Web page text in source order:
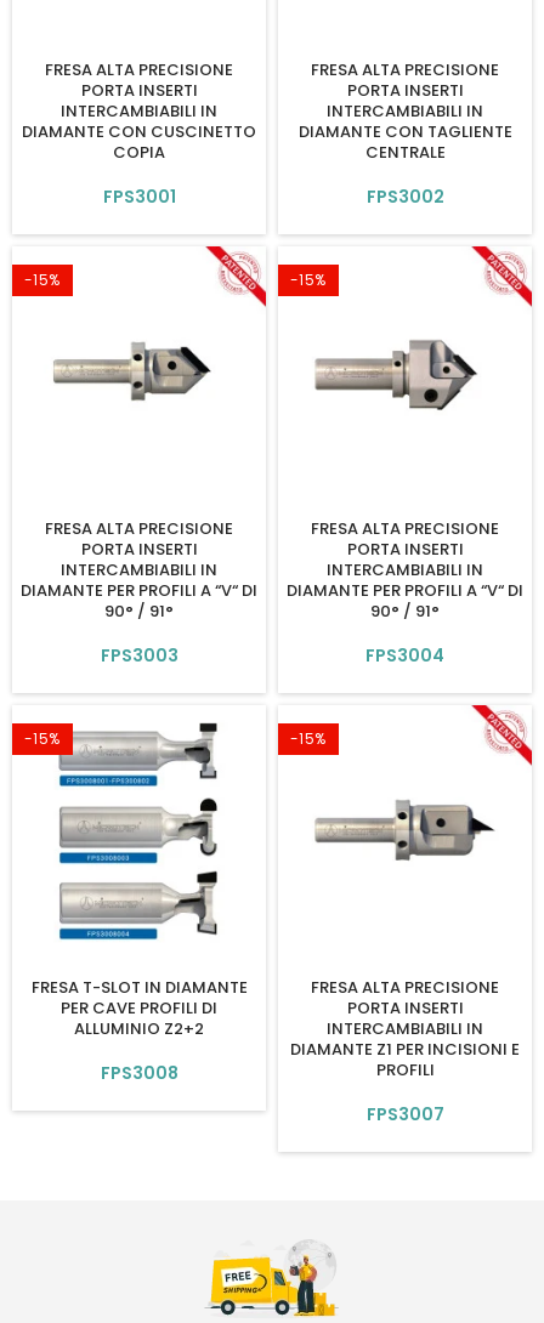
FRESA ALTA PRECISIONE
PORTA INSERTI
INTERCAMBIABILI IN
DIAMANTE CON CUSCINETTO
COPIA
FPS3001
FRESA ALTA PRECISIONE
PORTA INSERTI
INTERCAMBIABILI IN
DIAMANTE CON TAGLIENTE
CENTRALE
FPS3002
-15%
FRESA ALTA PRECISIONE
PORTA INSERTI
INTERCAMBIABILI IN
DIAMANTE PER PROFILI A “V“ DI
90° / 91°
FPS3003
-15%
FRESA ALTA PRECISIONE
PORTA INSERTI
INTERCAMBIABILI IN
DIAMANTE PER PROFILI A “V“ DI
90° / 91°
FPS3004
-15%
FRESA T-SLOT IN DIAMANTE
PER CAVE PROFILI DI
ALLUMINIO Z2+2
FPS3008
-15%
FRESA ALTA PRECISIONE
PORTA INSERTI
INTERCAMBIABILI IN
DIAMANTE Z1 PER INCISIONI E
PROFILI
FPS3007